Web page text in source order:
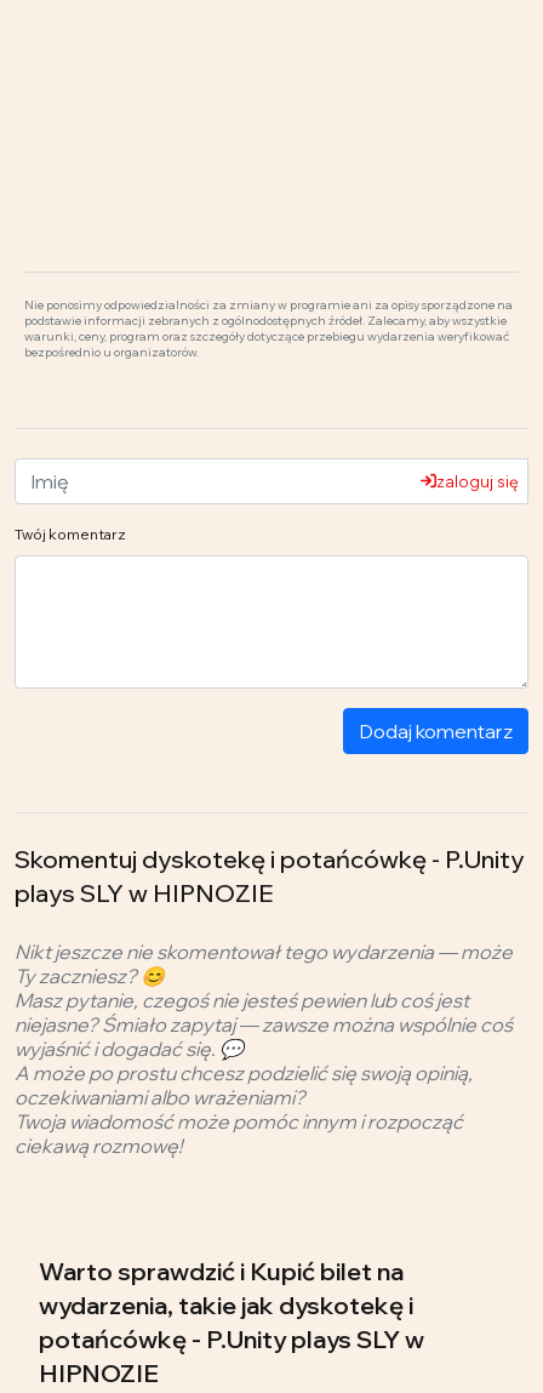
Nie ponosimy odpowiedzialności za zmiany w programie ani za opisy sporządzone na
podstawie informacji zebranych z ogólnodostępnych źródeł. Zalecamy, aby wszystkie
warunki, ceny, program oraz szczegóły dotyczące przebiegu wydarzenia weryfikować
bezpośrednio u organizatorów.
zaloguj się
Twój komentarz
Dodaj komentarz
Skomentuj dyskotekę i potańcówkę - P.Unity
plays SLY w HIPNOZIE
Nikt jeszcze nie skomentował tego wydarzenia — może
Ty zaczniesz? 😊
Masz pytanie, czegoś nie jesteś pewien lub coś jest
niejasne? Śmiało zapytaj — zawsze można wspólnie coś
wyjaśnić i dogadać się. 💬
A może po prostu chcesz podzielić się swoją opinią,
oczekiwaniami albo wrażeniami?
Twoja wiadomość może pomóc innym i rozpocząć
ciekawą rozmowę!
Warto sprawdzić i Kupić bilet na
wydarzenia, takie jak dyskotekę i
potańcówkę - P.Unity plays SLY w
HIPNOZIE